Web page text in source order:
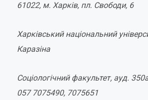
61022, м. Харків, пл. Свободи, 6
Харківський національний
Каразіна
Соціологічний факультет, ауд.
057 7075490, 7075651